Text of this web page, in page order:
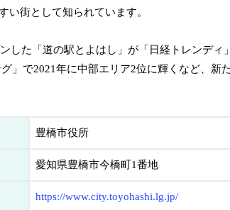
い街として知られています。
した「道の駅とよはし」が「日経トレンディ
」で2021年に中部エリア2位に輝くなど、新
豊橋市役所
愛知県豊橋市今橋町1番地
https://www.city.toyohashi.lg.jp/